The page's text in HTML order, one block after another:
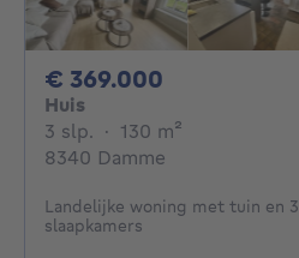
€ 369.000
Huis
3 slp. 3 slaapkamers
· 130 m²
8340 Damme
Landelijke woning met tuin en 3
slaapkamers